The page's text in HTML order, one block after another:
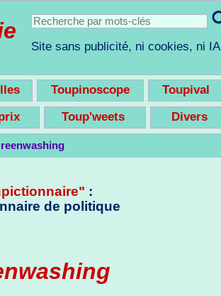
Site sans publicité, ni cookies, ni IA
Toupinoscope
Toupival
Toup'weets Divers
:
de politique